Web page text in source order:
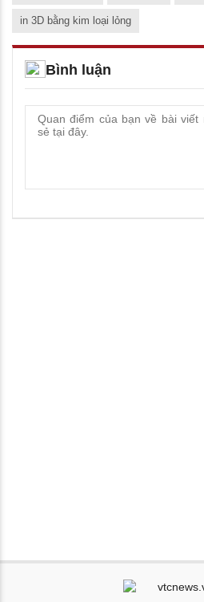
in 3D bằng kim loại lỏng
Bình luận